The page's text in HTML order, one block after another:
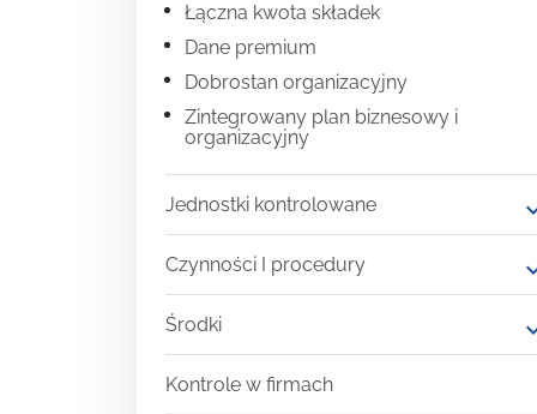
Łączna kwota składek
Dane premium
Dobrostan organizacyjny
Zintegrowany plan biznesowy i
organizacyjny
Jednostki kontrolowane
Czynności I procedury
Środki
Kontrole w firmach